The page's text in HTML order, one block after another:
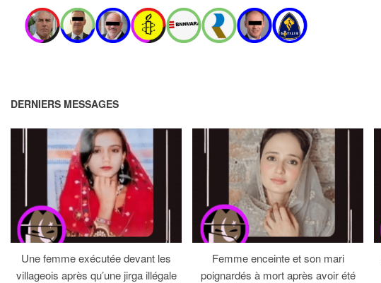
DERNIERS MESSAGES
Une femme exécutée devant les
villageois après qu’une jirga illégale
Femme enceinte et son mari
poignardés à mort après avoir été